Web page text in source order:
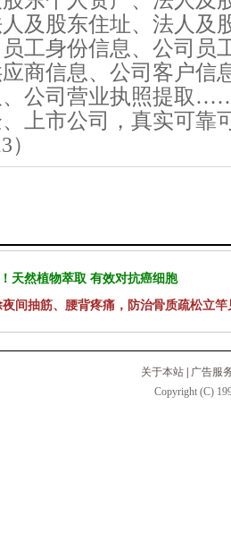
及股东住址、法人及
工身份信息、公司员
商信息、公司客户信
、公司营业执照提取
上市公司，真实可靠
天然植物萃取 有效对抗癌细胞
间抽筋、腰背疼痛，防治骨质疏松立竿
关于本站
广告服
Copyright (C)